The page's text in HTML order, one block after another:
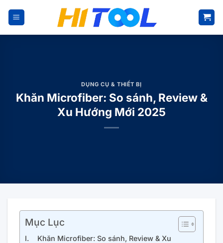
qua
DỤNG CỤ & THIẾT BỊ
Khăn Microfiber: So sánh, Review &
Xu Hướng Mới 2025
Mục Lục
Khăn Microfiber: So sánh, Review & Xu